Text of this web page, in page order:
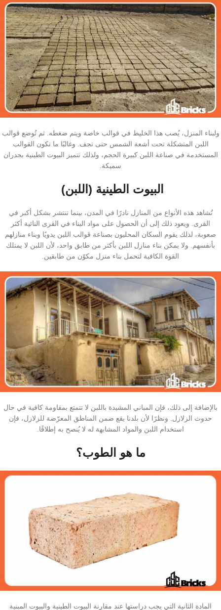
ولبناء المنزل، يُصب هذا الخليط في قوالب خاصة ويتم ضغطه. ثم تُوضع قوالب
اللبن المتشكلة تحت أشعة الشمس حتى تجف. وغالبًا ما تكون القوالب
المستخدمة في صناعة اللبن كبيرة الحجم، ولذلك تتميز البيوت الطينية بجدران
سميكة.
البيوت الطينية (اللبن)
تُشاهد هذه الأنواع من المنازل نادرًا في المدن، بينما تنتشر بشكل أكبر في
القرى. ويعود ذلك إلى أن الحصول على مواد البناء في القرى النائية أكثر
صعوبة، لذلك يقوم السكان المحليون بصناعة قوالب اللبن يدويًا وبناء منازلهم
بأنفسهم. ولا يمكن بناء منازل اللبن بأكثر من طابق واحد، لأن اللبن لا يمتلك
القوة الكافية لتحمل بناء منزل مكوّن من طابقين.
بالإضافة إلى ذلك، فإن المباني المشيدة باللبن لا تتمتع بمقاومة كافية في حال
حدوث الزلازل. ونظرًا لأن بلدنا يقع ضمن المناطق المعرّضة للزلازل، فإن
استخدام اللبن والمواد المشابهة له لا يُنصح به إطلاقًا.
ما هو الطوب؟
المادة الثانية التي يجب دراستها عند مقارنة البيوت الطينية والبيوت المبنية